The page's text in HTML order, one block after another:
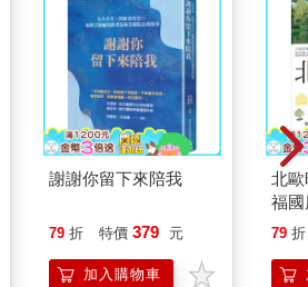
謝謝你留下來陪我
79 折 特價 379 元
加入購物車
北
福
79 折